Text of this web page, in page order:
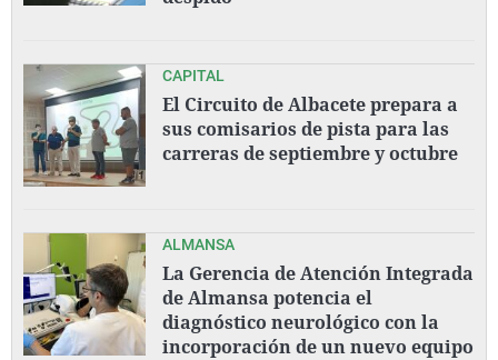
CAPITAL
El Circuito de Albacete prepara a
sus comisarios de pista para las
carreras de septiembre y octubre
ALMANSA
La Gerencia de Atención Integrada
de Almansa potencia el
diagnóstico neurológico con la
incorporación de un nuevo equipo